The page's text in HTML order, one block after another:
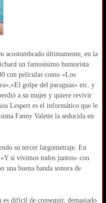
acostumbrado últimamente, en la
un famosísimo humorista
con películas como «Los
golpe del paraguas» etc. y
a su mujer y quiere revivir
Lespert es el informático que le
Fanny Valette la seducida en
su tercer largometraje. En
si vivimos todos juntos» con
una buena banda sonora de
difícil de conseguir, demasiado